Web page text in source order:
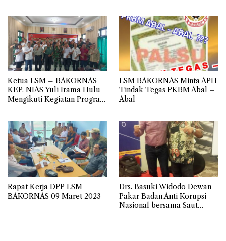
Ketua LSM – BAKORNAS
KEP. NIAS Yuli Irama Hulu
Mengikuti Kegiatan Program
LSM BAKORNAS Minta APH
Tindak Tegas PKBM Abal –
Abal
Rapat Kerja DPP LSM
BAKORNAS 09 Maret 2023
Drs. Basuki Widodo Dewan
Pakar Badan Anti Korupsi
Nasional bersama Saut